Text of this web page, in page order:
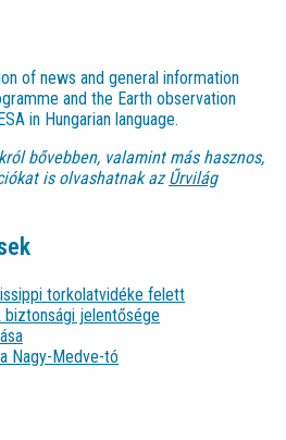
of news and general information
and the Earth observation
in Hungarian language.
bővebben, valamint más hasznos,
is olvashatnak azŰrvilág
torkolatvidéke felett
jelentősége
Nagy-Medve-tó